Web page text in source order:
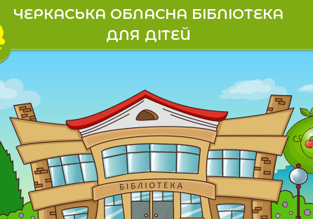
ЧЕРКАСЬКА ОБЛАСНА БІБЛІОТЕКА
ДЛЯ ДІТЕЙ